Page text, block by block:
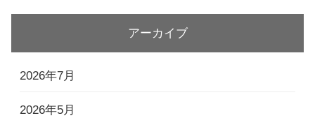
アーカイブ
2026年7月
2026年5月